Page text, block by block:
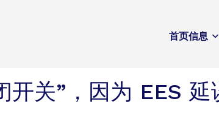
首页信息
关”，因为 EES 延